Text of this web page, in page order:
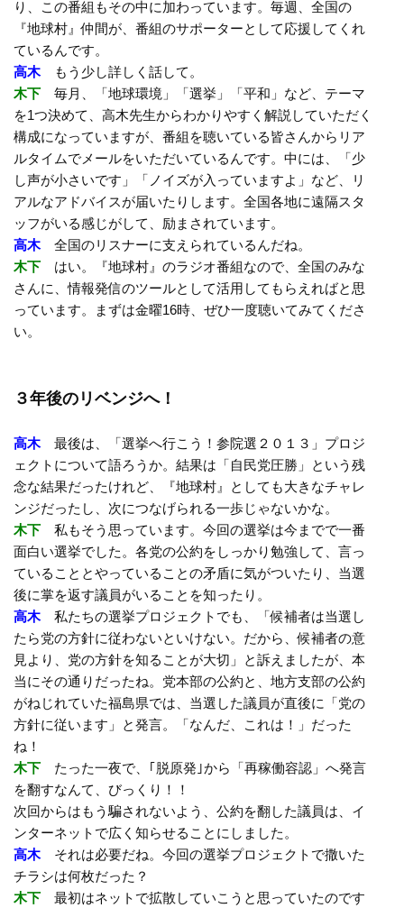
り、この番組もその中に加わっています。毎週、全国の
『地球村』仲間が、番組のサポーターとして応援してくれ
ているんです。
高木もう少し詳しく話して。
木下 毎月、「地球環境」「選挙」「平和」など、テーマ
を1つ決めて、高木先生からわかりやすく解説していただく
構成になっていますが、番組を聴いている皆さんからリア
ルタイムでメールをいただいているんです。中には、「少
し声が小さいです」「ノイズが入っていますよ」など、リ
アルなアドバイスが届いたりします。全国各地に遠隔スタ
ッフがいる感じがして、励まされています。
高木全国のリスナーに支えられているんだね。
木下 はい。『地球村』のラジオ番組なので、全国のみな
さんに、情報発信のツールとして活用してもらえればと思
っています。まずは金曜16時、ぜひ一度聴いてみてくださ
い。
３年後のリベンジへ！
高木最後は、「選挙へ行こう！参院選２０１３」プロジ
ェクトについて語ろうか。結果は「自民党圧勝」という残
念な結果だったけれど、『地球村』としても大きなチャレ
ンジだったし、次につなげられる一歩じゃないかな。
木下 私もそう思っています。今回の選挙は今までで一番
面白い選挙でした。各党の公約をしっかり勉強して、言っ
ていることとやっていることの矛盾に気がついたり、当選
後に掌を返す議員がいることを知ったり。
高木私たちの選挙プロジェクトでも、「候補者は当選し
たら党の方針に従わないといけない。だから、候補者の意
見より、党の方針を知ることが大切」と訴えましたが、本
当にその通りだったね。党本部の公約と、地方支部の公約
がねじれていた福島県では、当選した議員が直後に「党の
方針に従います」と発言。「なんだ、これは！」だった
ね！
木下 たった一夜で、｢脱原発｣から「再稼働容認」へ発言
を翻すなんて、びっくり！！
次回からはもう騙されないよう、公約を翻した議員は、イ
ンターネットで広く知らせることにしました。
高木それは必要だね。今回の選挙プロジェクトで撒いた
チラシは何枚だった？
木下 最初はネットで拡散していこうと思っていたのです